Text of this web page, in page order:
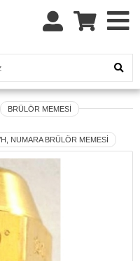
BRÜLÖR MEMESİ
NUMARA BRÜLÖR MEMESİ